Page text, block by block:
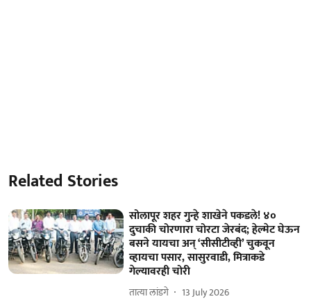
Related Stories
सोलापूर शहर गुन्हे शाखेने पकडले! ४०
दुचाकी चोरणारा चोरटा जेरबंद; हेल्मेट घेऊन
बसने यायचा अन्‌ ‘सीसीटीव्ही’ चुकवून
व्हायचा पसार, सासुरवाडी, मित्राकडे
गेल्यावरही चोरी
तात्या लांडगे 13 July 2026